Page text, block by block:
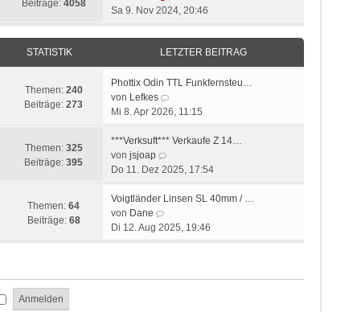
t
a
t
e
B
t
a
Beiträge: 4058
e
u
e
s
t
e
B
i
r
g
Sa 9. Nov 2024, 20:46
STATISTIK LETZTER BEITRAG
Themen: 240
Beiträge:273
Phottix Odin TTL Funkfernsteu…
von Lefkes
e
e
t
r
e
i
Mi 8. Apr 2026, 11:15
Themen: 325
Beiträge:395
***Verksuft*** Verkaufe Z 14…
von jsjoap
e
e
t
e
Do 11. Dez 2025, 17:54
Themen:64
Beiträge: 68
Voigtländer Linsen SL 40mm / …
von Dane
e
u
Di 12. Aug 2025, 19:46